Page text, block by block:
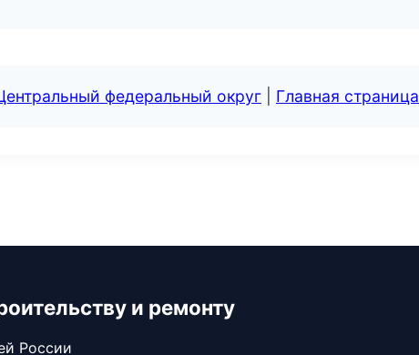
федеральный округ Главная страница
и ремонту
России